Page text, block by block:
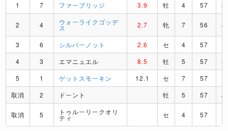
1 7 ファーブリッジ 3.9 牡 4 57 J
2 4 ウォーライクゴッデ
ス 2.7 牝 7 56 J
3 6 シルバーノット 2.6 セ 4 57
4
3 エマニュエル 8.5 牡 5 57
5
1 ゲットスモーキン 12.1 セ 7 57
取消
2 ドーント 牡 5 57 J
取消 5 トゥルーリークオリ
ティ セ 4 57